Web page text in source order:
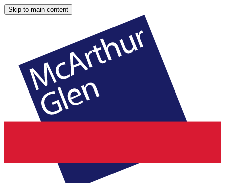
Skip to main content